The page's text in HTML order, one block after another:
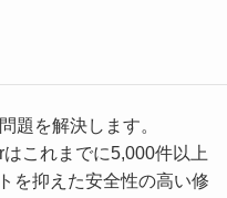
題を解決します。
これまでに5,000件以上
を抑えた安全性の高い修